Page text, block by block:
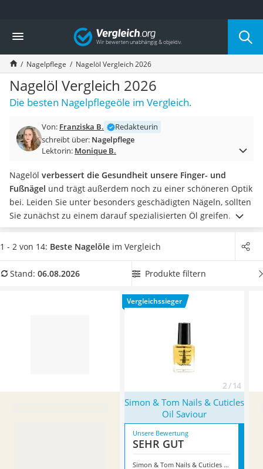
Die beliebtesten Vergleiche nach Kategorie
Drogerie
Inhalator
Haarschneider
Rollator
Braun Rasierer
Katzenklappe (Chip)
Masturbator
Massagepistole
Reisehaartrockner
Eiweißpulver
Magnesiumpräparat
Katzenklappe
Nackenmassagegerät
Zeckenschutz Katze
Philips-Sonicare-Zahnbürste
Vergleich
Nagelpflege Nagelöl Vergleich 2026
Nagelöl Vergleich 2026
Die besten Nagelpflegeöle im Vergleich.
Von: Franziska B.
Redakteurin
schreibt über: Nagelpflege
Lektorin: Monique B.
Nagelöl verbessert die Gesundheit unsere Finger- und
Fußnägel und trägt außerdem noch zu einer schöneren Optik
bei. Leiden Sie unter besonders geschädigten Nägeln, sollten
Sie zunächst zu einem darauf spezialisierten Öl greifen.
Praktisch für Eilige ist zudem ein Produkt, das besonders
schnell einzieht . Unsere Test- oder Vergleichstabelle verrät
rein und überzeugen Sie sich selbst! Überzeugt hat uns hier
mit seinen Eigenschaften.
1 - 2 von 14: Beste Nagelöle im Vergleich
Stand: 06.08.2026 Produkte filtern
Vergleichssieger
2 / 14
Simon & Tom Nails & Cuticles
Oil Saviour
Unsere Bewertung
SEHR GUT
Simon & Tom Nails & Cuticles Oil Saviour